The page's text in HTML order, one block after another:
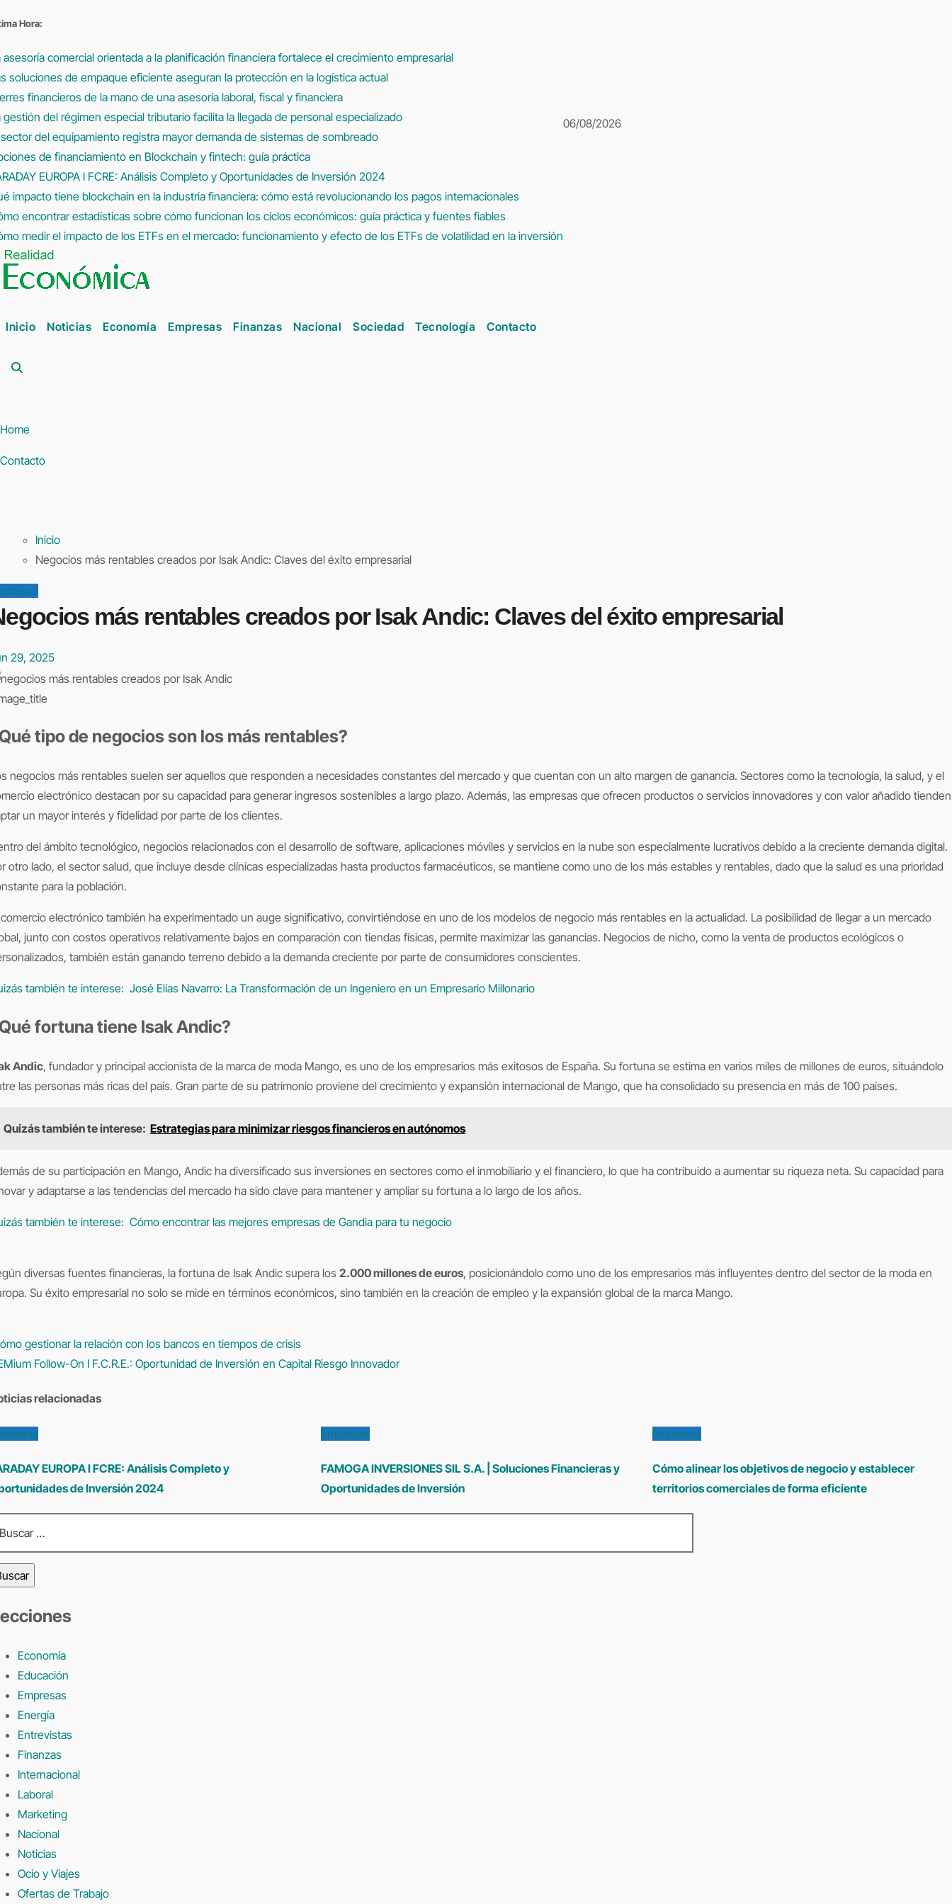
al
Hora:
asesoría comercial orientada a la planificación financiera fortalece el crecimiento empresarial
soluciones de empaque eficiente aseguran la protección en la logística actual
financieros de la mano de una asesoría laboral, fiscal y financiera
gestión del régimen especial tributario facilita la llegada de personal especializado
del equipamiento registra mayor demanda de sistemas de sombreado
de financiamiento en Blockchain y fintech: guía práctica
EUROPA I FCRE: Análisis Completo y Oportunidades de Inversión 2024
impacto tiene blockchain en la industria financiera: cómo está revolucionando los pagos internacionales
encontrar estadísticas sobre cómo funcionan los ciclos económicos: guía práctica y fuentes fiables
medir el impacto de los ETFs en el mercado: funcionamiento y efecto de los ETFs de volatilidad en la inversión
06/08/2026
Inicio Noticias Economía Empresas Finanzas Nacional Sociedad Tecnología Contacto
Home
Contacto
Inicio
Negocios más rentables creados por Isak Andic: Claves del éxito empresarial
más rentables creados por Isak Andic: Claves del éxito empresarial
29, 2025
tipo de negocios son los más rentables?
electrónico destacan por su capacidad para generar ingresos sostenibles a largo plazo. Además, las empresas que ofrecen productos o servicios innovadores y con valor añadido
un mayor interés y fidelidad por parte de los clientes.
del ámbito tecnológico, negocios relacionados con el desarrollo de software, aplicaciones móviles y servicios en la nube son especialmente lucrativos debido a la creciente demanda digital.
otro lado, el sector salud, que incluye desde clínicas especializadas hasta productos farmacéuticos, se mantiene como uno de los más estables y rentables, dado que la salud es una prioridad
para la población.
electrónico también ha experimentado un auge significativo, convirtiéndose en uno de los modelos de negocio más rentables en la actualidad. La posibilidad de llegar a un mercado
junto con costos operativos relativamente bajos en comparación con tiendas físicas, permite maximizar las ganancias. Negocios de nicho, como la venta de productos ecológicos o
también están ganando terreno debido a la demanda creciente por parte de consumidores conscientes.
también te interese: José Elías Navarro: La Transformación de un Ingeniero en un Empresario Millonario
fortuna tiene Isak Andic?
Andic, fundador y principal accionista de la marca de moda Mango, es uno de los empresarios más exitosos de España. Su fortuna se estima en varios miles de millones de euros, situándolo
las personas más ricas del país. Gran parte de su patrimonio proviene del crecimiento y expansión internacional de Mango, que ha consolidado su presencia en más de 100 países.
Quizás también te interese: Estrategias para minimizar riesgos financieros en autónomos
de su participación en Mango, Andic ha diversificado sus inversiones en sectores como el inmobiliario y el financiero, lo que ha contribuido a aumentar su riqueza neta. Su capacidad para
y adaptarse a las tendencias del mercado ha sido clave para mantener y ampliar su fortuna a lo largo de los años.
también te interese: Cómo encontrar las mejores empresas de Gandia para tu negocio
diversas fuentes financieras, la fortuna de Isak Andic supera los 2.000 millones de euros, posicionándolo como uno de los empresarios más influyentes dentro del sector de la moda en
Su éxito empresarial no solo se mide en términos económicos, sino también en la creación de empleo y la expansión global de la marca Mango.
gestionar la relación con los bancos en tiempos de crisis
Follow-On I F.C.R.E.: Oportunidad de Inversión en Capital Riesgo Innovador
relacionadas
EUROPA I FCRE: Análisis Completo y
de Inversión 2024
Empresas
FAMOGA INVERSIONES SIL S.A. | Soluciones Financieras y
Oportunidades de Inversión
Empresas
Cómo alinear los objetivos de negocio y establecer
territorios comerciales de forma eficiente
Economía
Educación
Empresas
Energía
Entrevistas
Finanzas
Internacional
Laboral
Marketing
Nacional
Noticias
Ocio y Viajes
Ofertas de Trabajo